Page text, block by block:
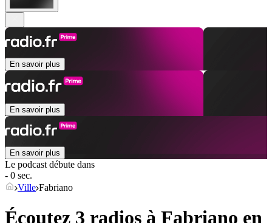
En savoir plus
En savoir plus
En savoir plus
Le podcast débute dans
- 0 sec.
Ville Fabriano
Écoutez 3 radios à Fabriano en